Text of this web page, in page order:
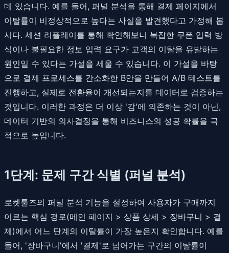
데 있습니다. 예를 들어, 퍼널 분석을 통해 결제 페이지에서
이탈률이 비정상적으로 높다는 사실을 발견했다고 가정해 봅
시다. 세션 리플레이를 통해 확인해보니 복잡한 쿠폰 입력 방
식이나 불필요한 정보 입력 요구가 고객의 이탈을 유발하는
원인일 수 있다는 가설을 세울 수 있습니다. 이 가설을 바탕
으로 결제 프로세스를 간소화한 B안을 만들어 A/B 테스트를
진행하고, 실제로 전환율이 개선되는지를 데이터로 검증하는
것입니다. 이러한 과정은 더 이상 '감'에 의존하는 것이 아닌,
데이터 기반의 의사결정을 통해 비즈니스의 성공 확률을 극
적으로 높입니다.
1단계: 문제 구간 식별 (퍼널 분석)
로켓툴즈의 퍼널 분석 기능을 설정하여 사용자가 구매까지
이르는 핵심 경로(메인 페이지 > 상품 상세 > 장바구니 > 결
제)에서 어느 단계의 이탈률이 가장 높은지 확인합니다. 예를
들어, '장바구니'에서 '결제'로 넘어가는 구간의 이탈률이